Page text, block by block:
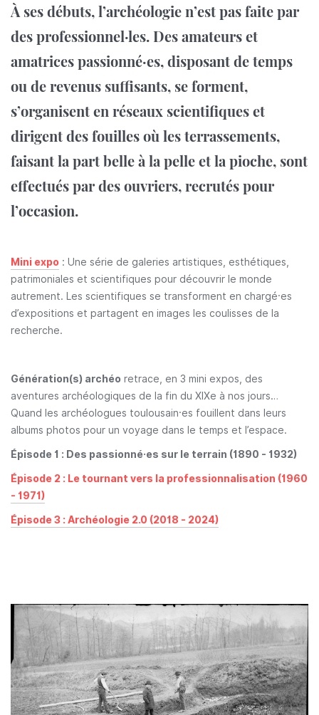
À ses débuts, l’archéologie n’est pas faite par
des professionnel·les. Des amateurs et
amatrices passionné·es, disposant de temps
ou de revenus suffisants, se forment,
s’organisent en réseaux scientifiques et
dirigent des fouilles où les terrassements,
faisant la part belle à la pelle et la pioche, sont
effectués par des ouvriers, recrutés pour
l’occasion.
Mini expo : Une série de galeries artistiques, esthétiques,
patrimoniales et scientifiques pour découvrir le monde
autrement. Les scientifiques se transforment en chargé·es
d’expositions et partagent en images les coulisses de la
recherche.
Génération(s) archéo retrace, en 3 mini expos, des
aventures archéologiques de la fin du XIXe à nos jours…
Quand les archéologues toulousain·es fouillent dans leurs
albums photos pour un voyage dans le temps et l’espace.
Épisode 1 : Des passionné·es sur le terrain (1890 - 1932)
Épisode 2 : Le tournant vers la professionnalisation (1960
- 1971)
Épisode 3 : Archéologie 2.0 (2018 - 2024)